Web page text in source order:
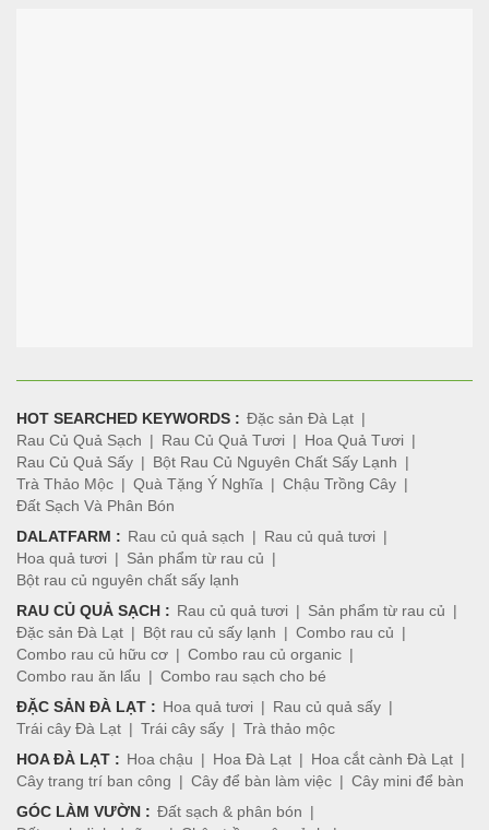
HOT SEARCHED KEYWORDS : Đặc sản Đà Lạt
Rau Củ Quả Sạch
Rau Củ Quả Tươi
Hoa Quả Tươi
Rau Củ Quả Sấy
Bột Rau Củ Nguyên Chất Sấy Lạnh
Trà Thảo Mộc
Quà Tặng Ý Nghĩa
Chậu Trồng Cây
Đất Sạch Và Phân Bón
DALATFARM : Rau củ quả sạch
Rau củ quả tươi
Hoa quả tươi
Sản phẩm từ rau củ
Bột rau củ nguyên chất sấy lạnh
RAU CỦ QUẢ SẠCH : Rau củ quả tươi
Sản phẩm từ rau củ
Đặc sản Đà Lạt
Bột rau củ sấy lạnh
Combo rau củ
Combo rau củ hữu cơ
Combo rau củ organic
Combo rau ăn lẩu
Combo rau sạch cho bé
ĐẶC SẢN ĐÀ LẠT : Hoa quả tươi
Rau củ quả sấy
Trái cây Đà Lạt
Trái cây sấy
Trà thảo mộc
HOA ĐÀ LẠT : Hoa chậu Hoa Đà Lạt
Hoa cắt cành Đà Lạt
Cây trang trí ban công
Cây để bàn làm việc
Cây mini để bàn
GÓC LÀM VƯỜN : Đất sạch & phân bón